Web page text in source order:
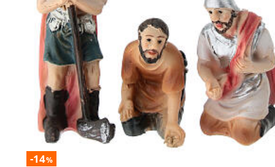
-14%